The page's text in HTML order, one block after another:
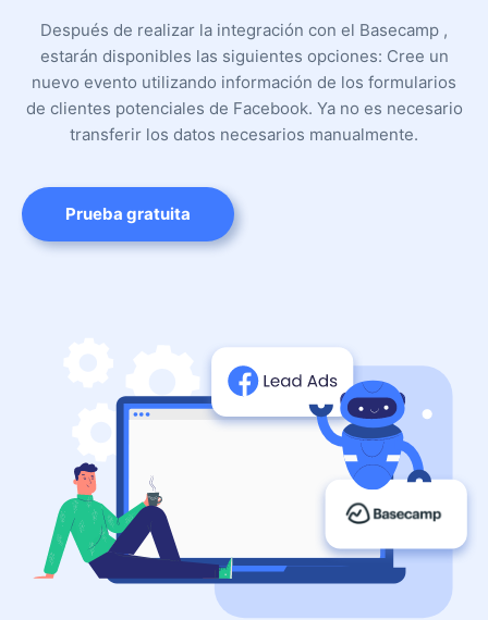
Después de realizar la integración con el Basecamp ,
estarán disponibles las siguientes opciones: Cree un
nuevo evento utilizando información de los formularios
de clientes potenciales de Facebook. Ya no es necesario
transferir los datos necesarios manualmente.
Prueba gratuita